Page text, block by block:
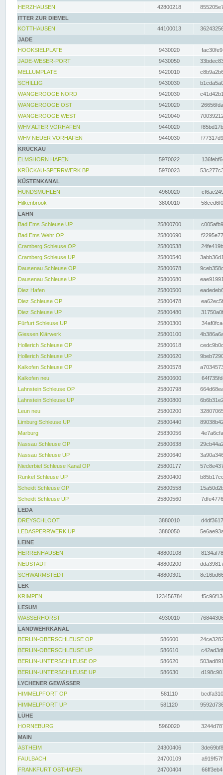
HERZHAUSEN
42800218
ITTER ZUR DIEMEL
KOTTHAUSEN
44100013
JADE
HOOKSIELPLATE
9430020
JADE-WESER-PORT
9430050
MELLUMPLATE
9420010
SCHILLIG
9430030
WANGEROOGE NORD
9420030
WANGEROOGE OST
9420020
WANGEROOGE WEST
9420040
WHV ALTER VORHAFEN
9440020
WHV NEUER VORHAFEN
9440030
KRÜCKAU
ELMSHORN HAFEN
5970022
KRÜCKAU-SPERRWERK BP
5970023
KÜSTENKANAL
HUNDSMÜHLEN
4960020
Hilkenbrook
3800010
LAHN
Bad Ems Schleuse UP
25800700
Bad Ems Wehr OP
25800690
Cramberg Schleuse OP
25800538
Cramberg Schleuse UP
25800540
Dausenau Schleuse OP
25800678
Dausenau Schleuse UP
25800680
Diez Hafen
25800500
Diez Schleuse OP
25800478
Diez Schleuse UP
25800480
Fürfurt Schleuse UP
25800300
Giessen Klärwerk
25800100
Hollerich Schleuse OP
25800618
Hollerich Schleuse UP
25800620
Kalkofen Schleuse OP
25800578
Kalkofen neu
25800600
Lahnstein Schleuse OP
25800798
Lahnstein Schleuse UP
25800800
Leun neu
25800200
Limburg Schleuse UP
25800440
Marburg
25830056
Nassau Schleuse OP
25800638
Nassau Schleuse UP
25800640
Niederbiel Schleuse Kanal OP
25800177
Runkel Schleuse UP
25800400
Scheidt Schleuse OP
25800558
Scheidt Schleuse UP
25800560
LEDA
DREYSCHLOOT
3880010
LEDASPERRWERK UP
3880050
LEINE
HERRENHAUSEN
48800108
NEUSTADT
48800200
SCHWARMSTEDT
48800301
LEK
KRIMPEN
123456784
LESUM
WASSERHORST
4930010
LANDWEHRKANAL
BERLIN-OBERSCHLEUSE OP
586600
BERLIN-OBERSCHLEUSE UP
586610
BERLIN-UNTERSCHLEUSE OP
586620
BERLIN-UNTERSCHLEUSE UP
586630
LYCHENER GEWÄSSER
HIMMELPFORT OP
581110
HIMMELPFORT UP
581120
LÜHE
HORNEBURG
5960020
MAIN
ASTHEIM
24300406
FAULBACH
24700109
FRANKFURT OSTHAFEN
24700404